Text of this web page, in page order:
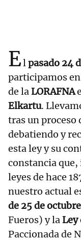
Elpasado 24
participamos
de laLORAFNA
Elkartu.
tras un proceso
debatiendo y
esta ley y su
constancia
leyes de hace
nuestro actual
de 25 de
Fueros) y laLey
Paccionada de